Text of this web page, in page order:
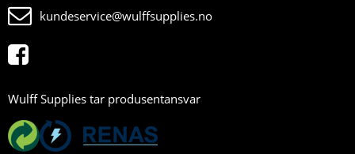
kundeservice@wulffsupplies.no
Wulff Supplies tar produsentansvar